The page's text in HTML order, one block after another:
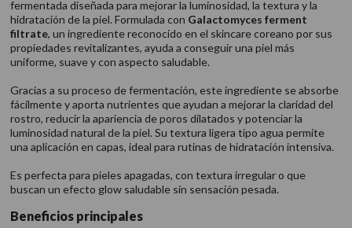
fermentada diseñada para mejorar la luminosidad, la textura y la
hidratación de la piel. Formulada con Galactomyces ferment
filtrate, un ingrediente reconocido en el skincare coreano por sus
propiedades revitalizantes, ayuda a conseguir una piel más
uniforme, suave y con aspecto saludable.
Gracias a su proceso de fermentación, este ingrediente se absorbe
fácilmente y aporta nutrientes que ayudan a mejorar la claridad del
rostro, reducir la apariencia de poros dilatados y potenciar la
luminosidad natural de la piel. Su textura ligera tipo agua permite
una aplicación en capas, ideal para rutinas de hidratación intensiva.
Es perfecta para pieles apagadas, con textura irregular o que
buscan un efecto glow saludable sin sensación pesada.
Beneficios principales